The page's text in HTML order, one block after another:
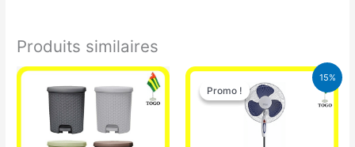
Produits similaires
15%
Promo !
Promo !
Le
prix
initial
était :
10.000 CFA.
Le